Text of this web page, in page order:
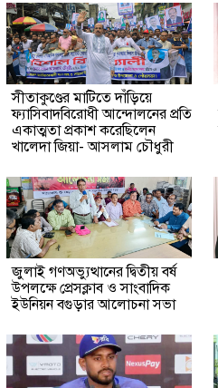
সীতাকুণ্ডের মাটিতে দাঁড়িয়ে
ফ্যাসিবাদবিরোধী আন্দোলনের প্রতি
একাত্মতা প্রকাশ করেছিলেন
খালেদা জিয়া- আসলাম চৌধুরী
জুলাই গণঅভ্যুত্থানের দ্বিতীয় বর্ষ
উপলক্ষে প্রেসক্লাব ও সাংবাদিক
ইউনিয়ন বগুড়ার আলোচনা সভা